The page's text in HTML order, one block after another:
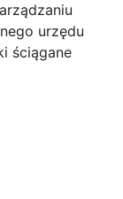
urzędu
ściągane